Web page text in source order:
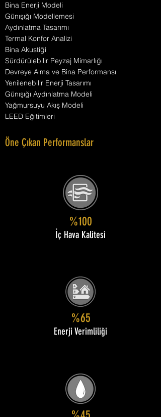
Bina Enerji Modeli
Günışığı Modellemesi
Aydınlatma Tasarımı
Termal Konfor Analizi
Bina Akustiği
Sürdürülebilir Peyzaj Mimarlığı
Devreye Alma ve Bina Performansı
Yenilenebilir Enerji Tasarımı
Günışığı Aydınlatma Modeli
Yağmursuyu Akış Modeli
LEED Eğitimleri
Öne Çıkan Performanslar
%100
İç Hava Kalitesi
%65
Enerji Verimliliği